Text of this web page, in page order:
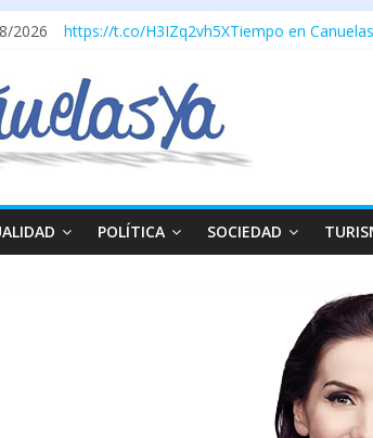
2026 https://t.co/H3IZq2vh5XTiempo en
POLÍTICA SOCIEDAD